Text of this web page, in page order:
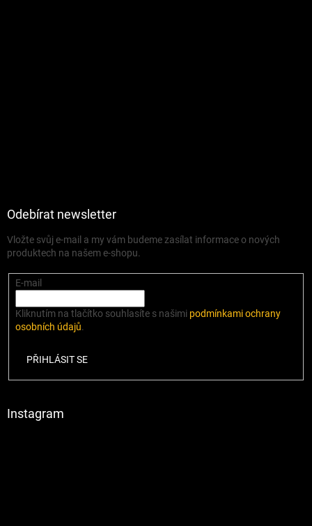
Odebírat newsletter
Vložte svůj e-mail a my vám budeme zasílat informace o nových
produktech na našem e-shopu.
E-mail
Kliknutím na tlačítko souhlasíte s našimi podmínkami ochrany
osobních údajů.
PŘIHLÁSIT SE
Instagram